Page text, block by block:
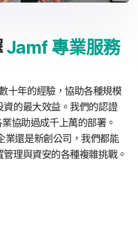
Jamf專業​服務​
十​年​的​經驗，​協助​各​種​規模​
資​的​最​大​效益。​我們​的​認證​
協助​過成千​上萬​的​部署。​
業​還是​新創​公司，​我們​都​能​
管理​與​資安​的​各​種​複雜​挑戰。